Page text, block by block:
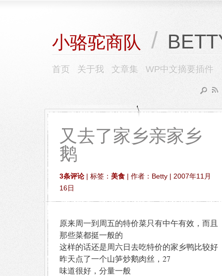
小骆驼商队 /
首页 关于我 文章集 WP中文摘要插件
又去了家乡亲家乡
鹅
3条评论 | 标签： 美食 | 作者：Betty | 2007年11月
16日
原来周一到周五的特价菜只有中午有效，而且
那些菜都挺一般的
这样的话还是周六日去吃特价的家乡鸭比较好
昨天点了一个山笋炒鹅肉丝，27
味道很好，分量一般